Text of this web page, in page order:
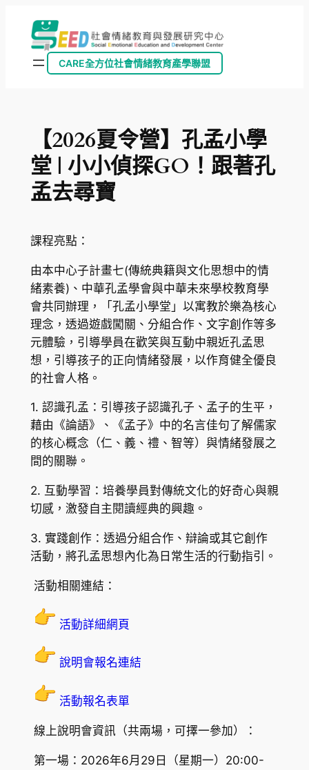
CARE全方位社會情緒教育產學聯盟
【2026夏令營】孔孟小學
堂 | 小小偵探GO！跟著孔
孟去尋寶
課程亮點：
由本中心子計畫七(傳統典籍與文化思想中的情
緒素養)、中華孔孟學會與中華未來學校教育學
會共同辦理，「孔孟小學堂」以寓教於樂為核心
理念，透過遊戲闖關、分組合作、文字創作等多
元體驗，引導學員在歡笑與互動中親近孔孟思
想，引導孩子的正向情緒發展，以作育健全優良
的社會人格。
1. 認識孔孟：引導孩子認識孔子、孟子的生平，
藉由《論語》、《孟子》中的名言佳句了解儒家
的核心概念（仁、義、禮、智等）與情緒發展之
間的關聯。
2. 互動學習：培養學員對傳統文化的好奇心與親
切感，激發自主閱讀經典的興趣。
3. 實踐創作：透過分組合作、辯論或其它創作
活動，將孔孟思想內化為日常生活的行動指引。
活動相關連結：
活動詳細網頁
說明會報名連結
活動報名表單
線上說明會資訊（共兩場，可擇一參加）：
第一場：2026年6月29日（星期一）20:00-